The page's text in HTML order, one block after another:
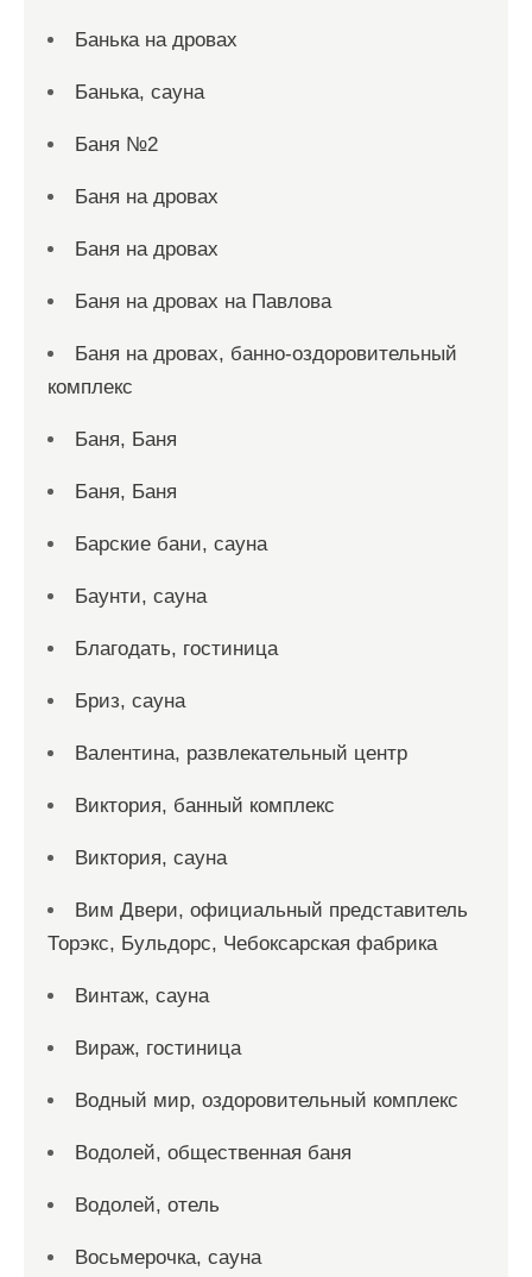
Банька на дровах
Банька, сауна
Баня №2
Баня на дровах
Баня на дровах
Баня на дровах на Павлова
Баня на дровах, банно-оздоровительный
комплекс
Баня, Баня
Баня, Баня
Барские бани, сауна
Баунти, сауна
Благодать, гостиница
Бриз, сауна
Валентина, развлекательный центр
Виктория, банный комплекс
Виктория, сауна
Вим Двери, официальный представитель
Торэкс, Бульдорс, Чебоксарская фабрика
Винтаж, сауна
Вираж, гостиница
Водный мир, оздоровительный комплекс
Водолей, общественная баня
Водолей, отель
Восьмерочка, сауна